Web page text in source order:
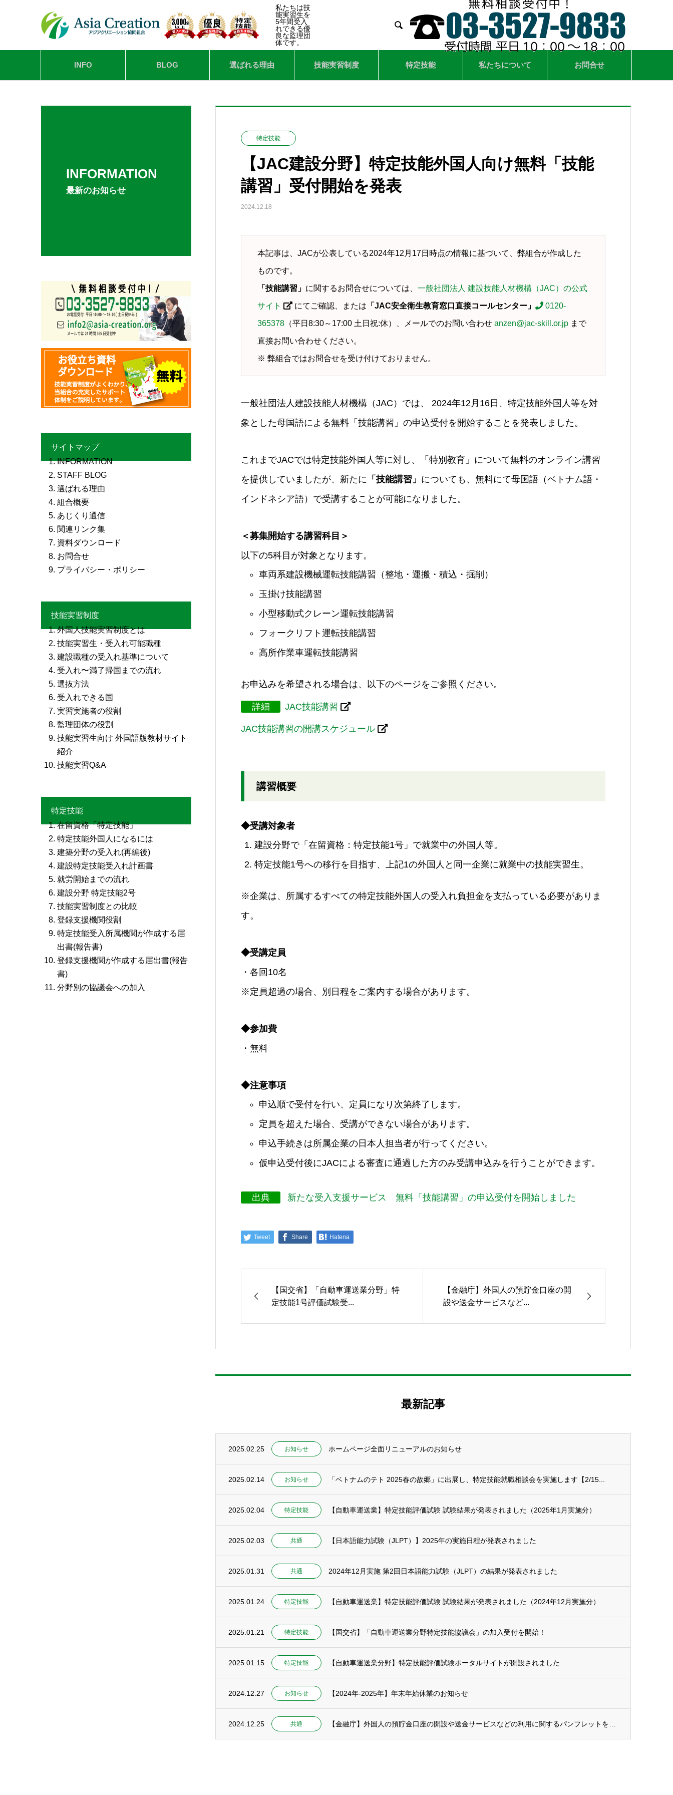
私たちは技
能実習生を
5年間受入
れできる優
良な監理団
体です。

INFO BLOG 選ばれる理由 技能実習制度 特定技能 私たちについて お問合せ
INFORMATION
最新のお知らせ
特定技能
【JAC建設分野】特定技能外国人向け無料「技能
講習」受付開始を発表
2024.12.18
本記事は、JACが公表している2024年12月17日時点の情報に基づいて、弊組合が作成した
ものです。
「技能講習」 に関するお問合せについては、 一般社団法人 建設技能人材機構（JAC）の公式
サイト にてご確認、または 「JAC安全衛生教育窓口直接コールセンター」 0120-
365378 （平日8:30～17:00 土日祝:休）、メールでのお問い合わせ anzen@jac-skill.or.jp まで
直接お問い合わせください。
※ 弊組合ではお問合せを受け付けておりません。
一般社団法人建設技能人材機構（JAC）では、 2024年12月16日、特定技能外国人等を対
象とした母国語による無料「技能講習」の申込受付を開始することを発表しました。
これまでJACでは特定技能外国人等に対し、「特別教育」について無料のオンライン講習
を提供していましたが、新たに 「技能講習」 についても、 無料にて母国語（ベトナム語・
インドネシア語）で受講することが可能になりました。
＜募集開始する講習科目＞
以下の5科目が対象となります。
車両系建設機械運転技能講習（整地・運搬・積込・掘削）
玉掛け技能講習
小型移動式クレーン運転技能講習
フォークリフト運転技能講習
高所作業車運転技能講習
お申込みを希望される場合は、以下のページをご参照ください。
詳細 JAC技能講習
JAC技能講習の開講スケジュール
講習概要
◆受講対象者
建設分野で「在留資格：特定技能1号」で就業中の外国人等。
特定技能1号への移行を目指す、上記1の外国人と同一企業に就業中の技能実習生。
※企業は、所属するすべての特定技能外国人の受入れ負担金を支払っている必要がありま
す。
◆受講定員
・各回10名
※定員超過の場合、別日程をご案内する場合があります。
◆参加費
・無料
◆注意事項
申込順で受付を行い、定員になり次第終了します。
定員を超えた場合、受講ができない場合があります。
申込手続きは所属企業の日本人担当者が行ってください。
仮申込受付後にJACによる審査に通過した方のみ受講申込みを行うことができます。
出典 新たな受入支援サービス 無料「技能講習」の申込受付を開始しました
Tweet Share Hatena
【国交省】「自動車運送業分野」特
定技能1号評価試験受...
【金融庁】外国人の預貯金口座の開
設や送金サービスなど...
最新記事
2025.02.25 お知らせ ホームページ全面リニューアルのお知らせ
2025.02.14 お知らせ 「ベトナムのテト 2025春の故郷」に出展し、特定技能就職相談会を実施します【2/15...
2025.02.04 特定技能 【自動車運送業】特定技能評価試験 試験結果が発表されました（2025年1月実施分）
2025.02.03 共通 【日本語能力試験（JLPT）】2025年の実施日程が発表されました
2025.01.31 共通 2024年12月実施 第2回日本語能力試験（JLPT）の結果が発表されました
2025.01.24 特定技能 【自動車運送業】特定技能評価試験 試験結果が発表されました（2024年12月実施分）
2025.01.21 特定技能 【国交省】「自動車運送業分野特定技能協議会」の加入受付を開始！
2025.01.15 特定技能 【自動車運送業分野】特定技能評価試験ポータルサイトが開設されました
2024.12.27 お知らせ 【2024年-2025年】年末年始休業のお知らせ
2024.12.25 共通
サイトマップ
INFORMATION
STAFF BLOG
選ばれる理由
組合概要
あじくり通信
関連リンク集
資料ダウンロード
お問合せ
プライバシー・ポリシー
技能実習制度
外国人技能実習制度とは
技能実習生・受入れ可能職種
建設職種の受入れ基準について
受入れ〜満了帰国までの流れ
選抜方法
受入れできる国
実習実施者の役割
監理団体の役割
技能実習生向け 外国語版教材サイト
紹介
技能実習Q&A
特定技能
在留資格「特定技能」
特定技能外国人になるには
建築分野の受入れ(再編後)
建設特定技能受入れ計画書
就労開始までの流れ
建設分野 特定技能2号
技能実習制度との比較
登録支援機関役割
特定技能受入所属機関が作成する届
出書(報告書)
登録支援機関が作成する届出書(報告
書)
分野別の協議会への加入